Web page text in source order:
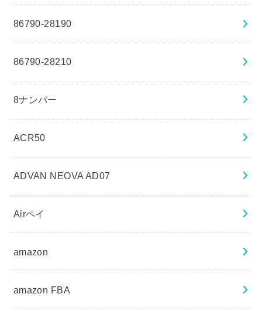
86790-28190
86790-28210
8ナンバー
ACR50
ADVAN NEOVA AD07
Airペイ
amazon
amazon FBA